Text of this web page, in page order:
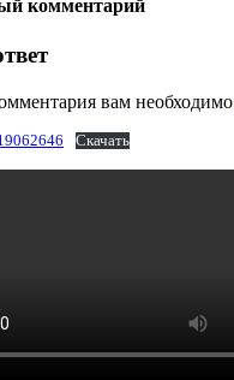
комментарий
вам необходимо
Скачать